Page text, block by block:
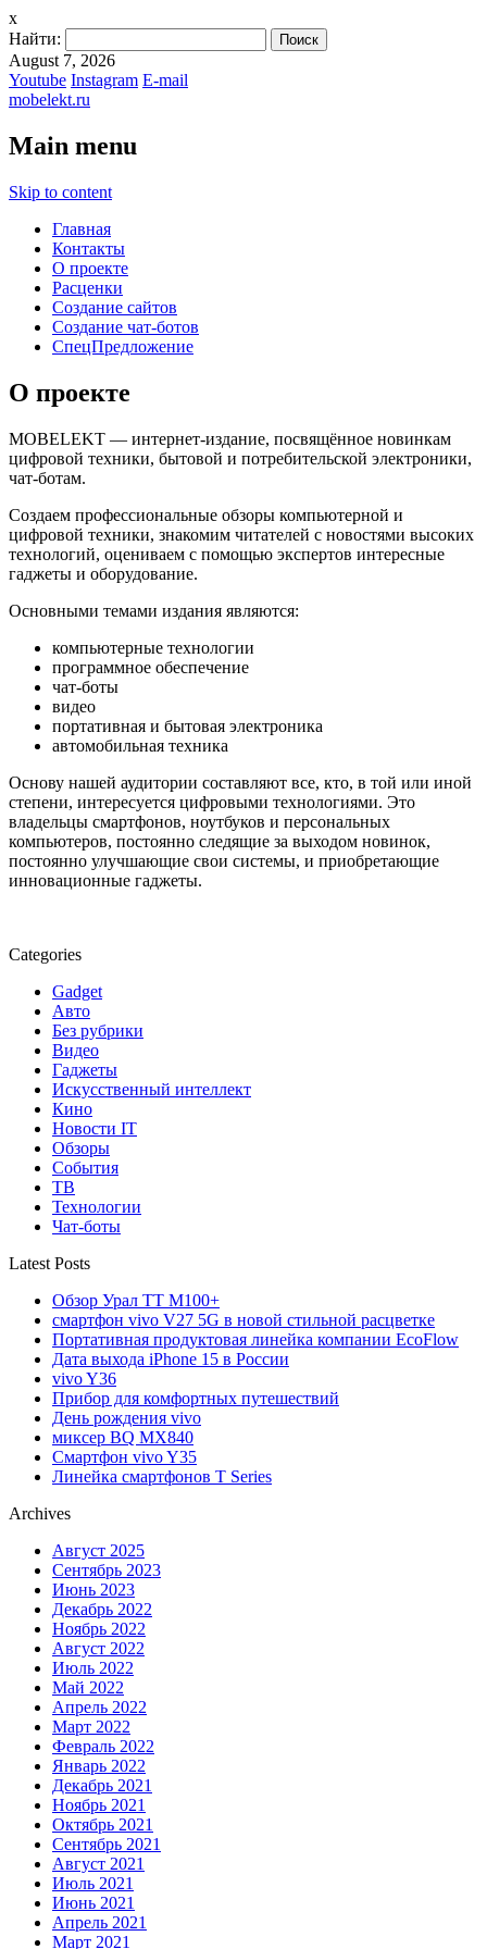
x
Найти:
August 7, 2026
Youtube Instagram E-mail
mobelekt.ru
Main menu
Skip to content
Главная
Контакты
О проекте
Расценки
Создание сайтов
Создание чат-ботов
СпецПредложение
О проекте
MOBELEKT — интернет-издание, посвящённое новинкам
цифровой техники, бытовой и потребительской электроники,
чат-ботам.
Создаем профессиональные обзоры компьютерной и
цифровой техники, знакомим читателей с новостями высоких
технологий, оцениваем с помощью экспертов интересные
гаджеты и оборудование.
Основными темами издания являются:
компьютерные технологии
программное обеспечение
чат-боты
видео
портативная и бытовая электроника
автомобильная техника
Основу нашей аудитории составляют все, кто, в той или иной
степени, интересуется цифровыми технологиями. Это
владельцы смартфонов, ноутбуков и персональных
компьютеров, постоянно следящие за выходом новинок,
постоянно улучшающие свои системы, и приобретающие
инновационные гаджеты.
Categories
Gadget
Авто
Без рубрики
Видео
Гаджеты
Искусственный интеллект
Кино
Новости IT
Обзоры
События
ТВ
Технологии
Чат-боты
Latest Posts
Обзор Урал ТТ М100+
смартфон vivo V27 5G в новой стильной расцветке
Портативная продуктовая линейка компании EcoFlow
Дата выхода iPhone 15 в России
vivo Y36
Прибор для комфортных путешествий
День рождения vivo
миксер BQ MX840
Смартфон vivo Y35
Линейка смартфонов T Series
Archives
Август 2025
Сентябрь 2023
Июнь 2023
Декабрь 2022
Ноябрь 2022
Август 2022
Июль 2022
Май 2022
Апрель 2022
Март 2022
Февраль 2022
Январь 2022
Декабрь 2021
Ноябрь 2021
Октябрь 2021
Сентябрь 2021
Август 2021
Июль 2021
Июнь 2021
Апрель 2021
Март 2021